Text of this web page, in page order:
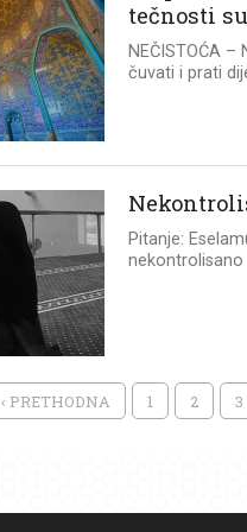
tečnosti
NEČISTOĆA
čuvati i prati
Pitanje:
‹ PRETHODNA 1 2 3